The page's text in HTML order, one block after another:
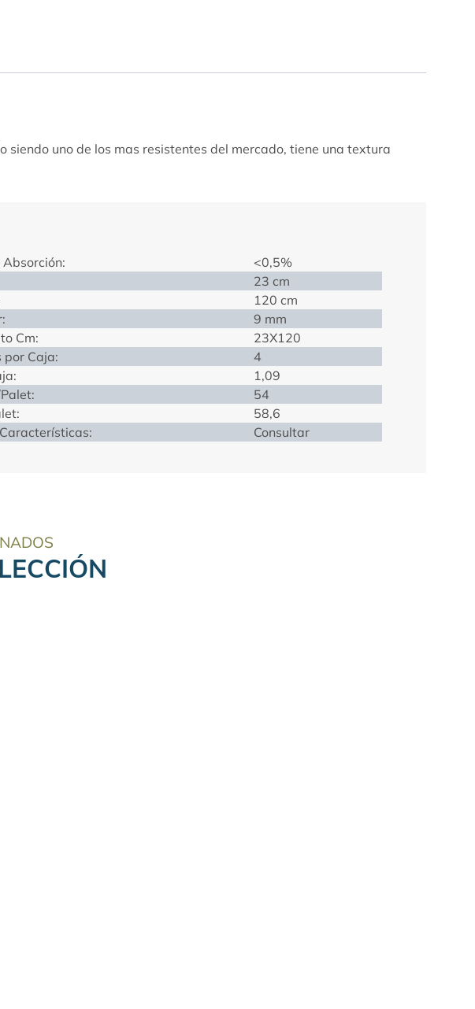
siendo uno de los mas resistentes del mercado, tiene una textura
Absorción:
<0,5%
23 cm
120 cm
9 mm
Cm:
23X120
por Caja:
4
1,09
54
58,6
Consultar